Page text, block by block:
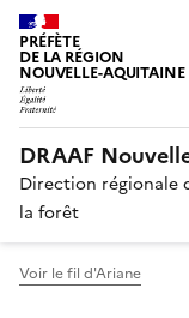
PRÉFÈTE
DE LA RÉGION
NOUVELLE-AQUITAINE
DRAAF
Direction régionale
la forêt
Voir le fil d'Ariane